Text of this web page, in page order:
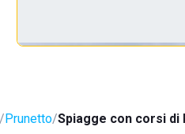
Prunetto Spiagge con corsi